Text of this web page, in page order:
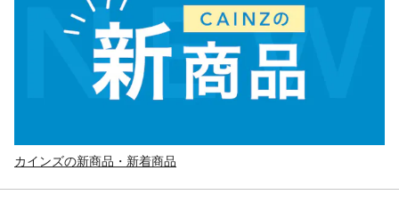
カインズの新商品・新着商品